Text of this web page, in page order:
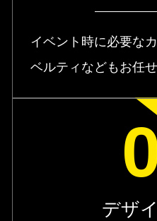
イベント時に必要な
ベルティなどもお任
デザ